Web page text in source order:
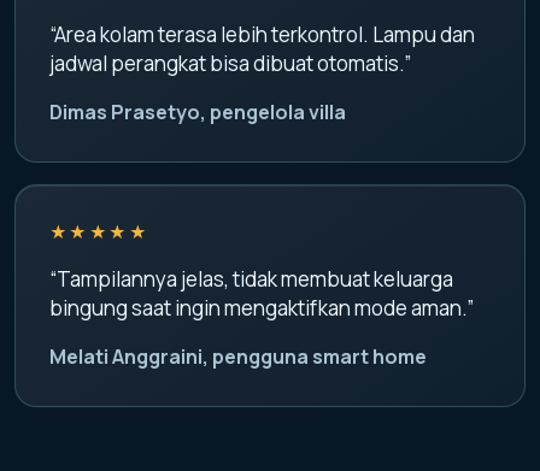
“Area kolam terasa lebih terkontrol. Lampu dan
jadwal perangkat bisa dibuat otomatis.”
Dimas Prasetyo, pengelola villa
★★★★★
“Tampilannya jelas, tidak membuat keluarga
bingung saat ingin mengaktifkan mode aman.”
Melati Anggraini, pengguna smart home